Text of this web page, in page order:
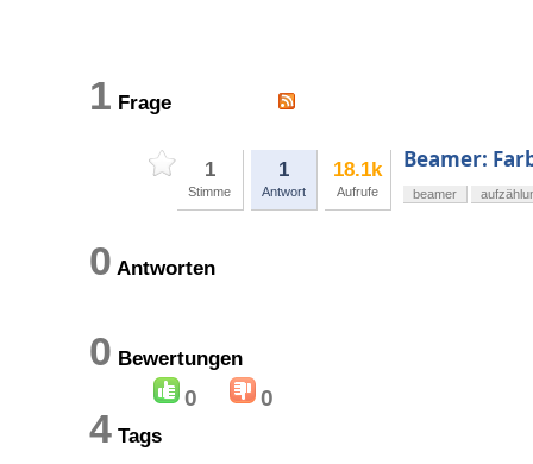
1 Frage
1
Stimme
1
Antwort
18.1k
Aufrufe
Beamer:
beamer
0 Antworten
0 Bewertungen
0 0
4 Tags